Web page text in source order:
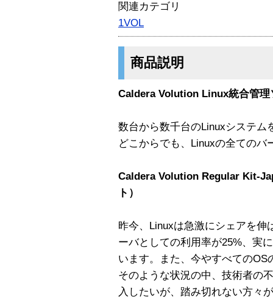
関連カテゴリ
1VOL
商品説明
Caldera Volution Linux統合管理
数台から数千台のLinuxシステム
どこからでも、Linuxの全てのバ
Caldera Volution Regular Kit-
ト）
昨今、Linuxは急激にシェアを伸
ーバとしての利用率が25%、実
います。また、今やすべての
そのような状況の中、技術者の
入したいが、踏み切れない方々